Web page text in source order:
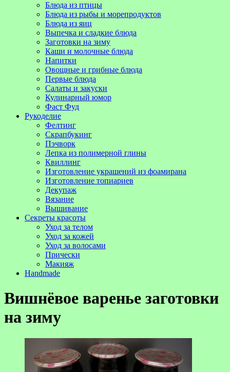
Блюда из птицы
Блюда из рыбы и морепродуктов
Блюда из яиц
Выпечка и сладкие блюда
Заготовки на зиму
Каши и молочные блюда
Напитки
Овощные и грибные блюда
Первые блюда
Салаты и закуски
Кулинарный юмор
Фаст Фуд
Рукоделие
Фелтинг
Скрапбукинг
Пэчворк
Лепка из полимерной глины
Квиллинг
Изготовление украшений из фоамирана
Изготовление топиариев
Декупаж
Вязание
Вышивание
Секреты красоты
Уход за телом
Уход за кожей
Уход за волосами
Прически
Макияж
Handmade
Вишнёвое варенье заготовки
на зиму